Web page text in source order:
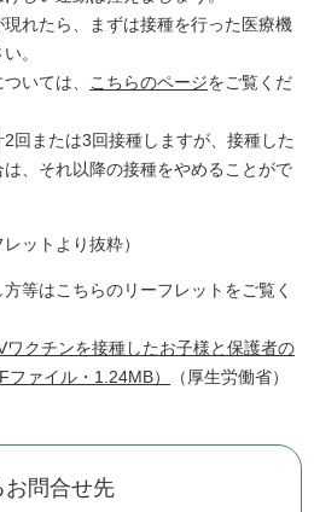
れたら、まずは接種を行った医療機
。
ては、
こちらのページをご覧くだ
または3回接種しますが、接種した
、それ以降の接種をやめることがで
ットより抜粋）
等はこちらのリーフレットをご覧く
ワクチンを接種したお子様と保護者の
ァイル・1.24MB）
（厚生労働省）
お問合せ先